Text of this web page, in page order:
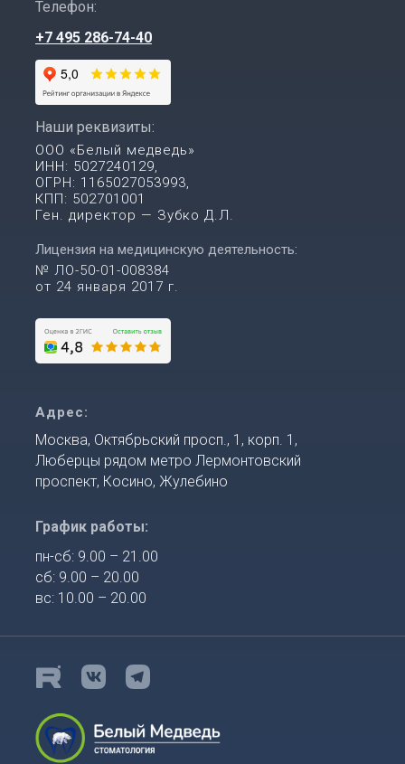
Лицензия на медицинскую деятельность:
№ ЛО-50-01-008384
от 24 января 2017 г.
ООО «Белый медведь»
ИНН: 5027240129,
ОГРН: 1165027053993,
КПП: 502701001
Ген. директор — Зубко Д.Л.
Адрес:
+7 495 286-74-40
Наши реквизиты:
Телефон:
Москва, Октябрьский просп., 1, корп. 1,
Люберцы рядом метро Лермонтовский
проспект, Косино, Жулебино
График работы:
пн-сб: 9.00 – 21.00
сб: 9.00 – 20.00
вс: 10.00 – 20.00